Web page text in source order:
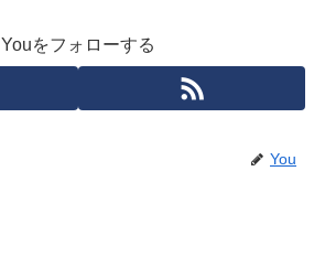
Youをフォローする
You